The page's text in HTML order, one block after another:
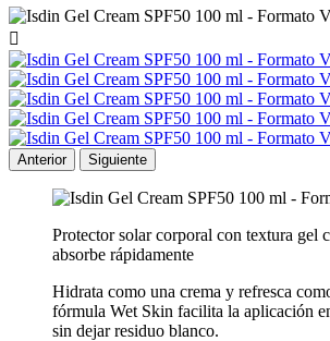

Anterior Siguiente
Protector solar corporal con textura gel
absorbe rápidamente
Hidrata como una crema y refresca
fórmula Wet Skin facilita la aplicación
sin dejar residuo blanco.